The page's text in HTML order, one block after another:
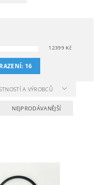
12399Kč
16
A VÝROBCŮ
NEJPRODÁVANĚJŠÍ